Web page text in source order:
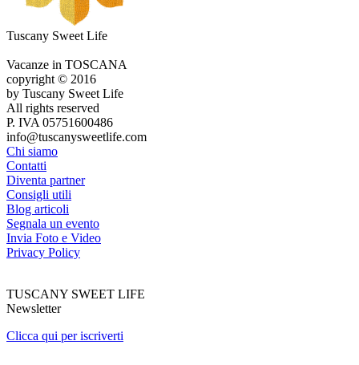
Tuscany Sweet Life
Vacanze in TOSCANA
copyright © 2016
by Tuscany Sweet Life
All rights reserved
P. IVA 05751600486
info@tuscanysweetlife.com
Chi siamo
Contatti
Diventa partner
Consigli utili
Blog articoli
Segnala un evento
Invia Foto e Video
Privacy Policy
TUSCANY SWEET LIFE
Newsletter
Clicca qui per iscriverti